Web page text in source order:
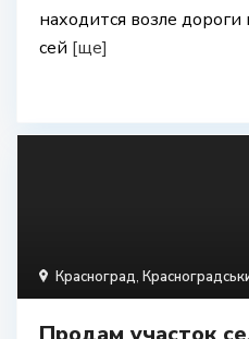
находится возле
сей [ще]
Красноград,